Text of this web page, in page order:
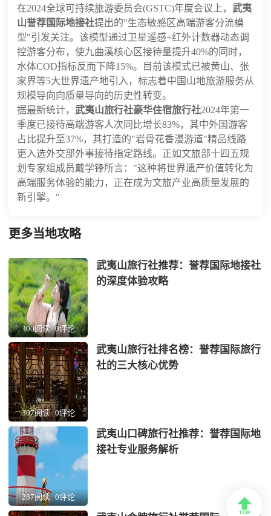
在2024全球可持续旅游委员会(GSTC)年度会议上， 武夷
山誉荐国际地接社提出的"生态敏感区高端游客分流模
型"引发关注。该模型通过卫星遥感+红外计数器动态调
控游客分布，使九曲溪核心区接待量提升40%的同时，
水体COD指标反而下降15%。目前该模式已被黄山、张
家界等5大世界遗产地引入，标志着中国山地旅游服务从
规模导向向质量导向的历史性转变。
据最新统计， 武夷山旅行社豪华住宿旅行社2024年第一
季度已接待高端游客人次同比增长83%，其中外国游客
占比提升至37%，其打造的"岩骨花香漫游道"精品线路
更入选外交部外事接待指定路线。正如文旅部十四五规
划专家组成员戴学锋所言："这种将世界遗产价值转化为
高端服务体验的能力，正在成为文旅产业高质量发展的
新引擎。"
更多当地攻略
300阅读 0评论
武夷山旅行社推荐：誉荐国际地接社
的深度体验攻略
307阅读 0评论
武夷山旅行社排名榜：誉荐国际旅行
社的三大核心优势
287阅读 0评论
武夷山口碑旅行社推荐：誉荐国际地
接社专业服务解析
